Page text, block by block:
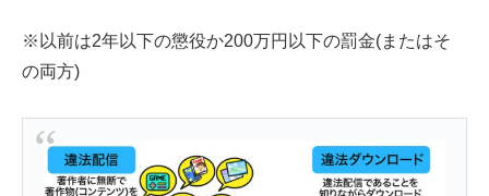
※以前は2年以下の懲役か200万円以下の罰金(またはそ
の両方)